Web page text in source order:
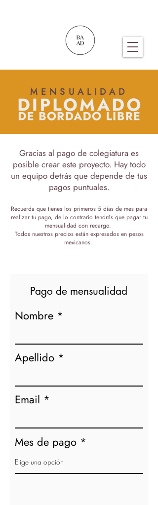
MENSUALIDAD
Gracias al pago de colegiatura es
posible crear este proyecto. Hay todo
un equipo detrás que depende de tus
pagos puntuales.
Recuerda que tienes los primeros 5 días de mes para
realizar tu pago, de lo contrario tendrás que pagar tu
mensualidad con recargo.
Todos nuestros precios están expresados en pesos
mexicanos.
Pago de mensualidad
Nombre
Apellido
Email
Mes de pago